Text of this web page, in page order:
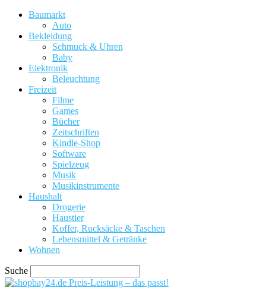
Baumarkt
Auto
Bekleidung
Schmuck & Uhren
Baby
Elektronik
Beleuchtung
Freizeit
Filme
Games
Bücher
Zeitschriften
Kindle-Shop
Software
Spielzeug
Musik
Musikinstrumente
Haushalt
Drogerie
Haustier
Koffer, Rucksäcke & Taschen
Lebensmittel & Getränke
Wohnen
Suche
Preis-Leistung – das passt!